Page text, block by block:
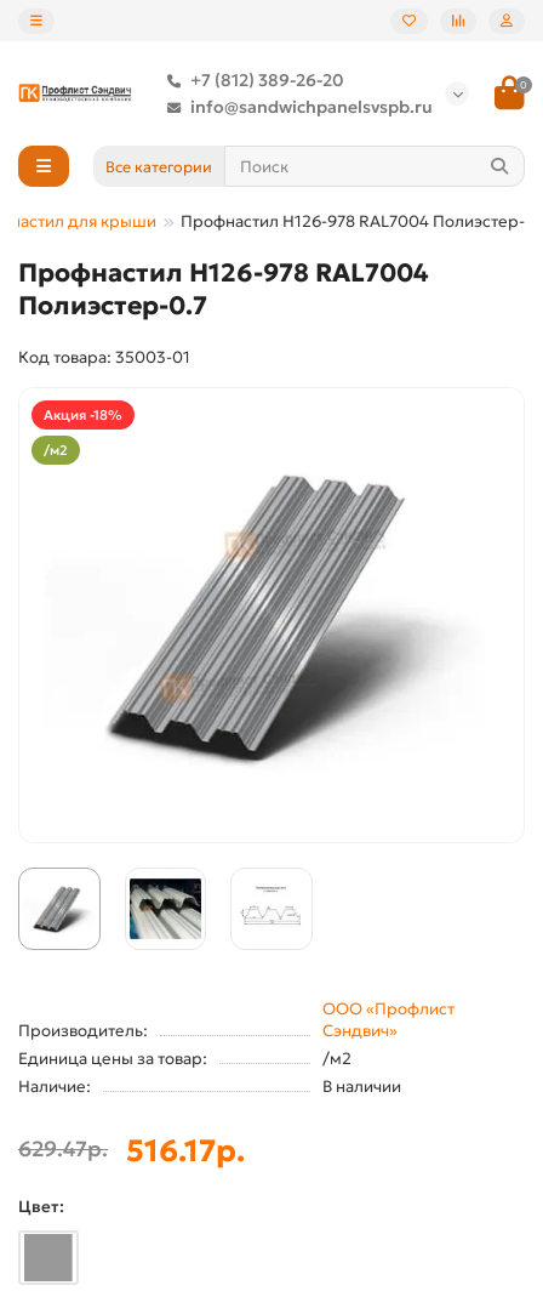
+7 (812) 389-26-20
info@sandwichpanelsvspb.ru
0
Все категории
для крыши Профнастил Н126-978 RAL7004 Полиэстер-
Профнастил Н126-978 RAL7004
Полиэстер-0.7
Код товара: 35003-01
Акция -18%
/м2
Производитель:
ООО «Профлист
Сэндвич»
Единица цены за товар:
/м2
Наличие:
В наличии
629.47р. 516.17р.
Цвет: